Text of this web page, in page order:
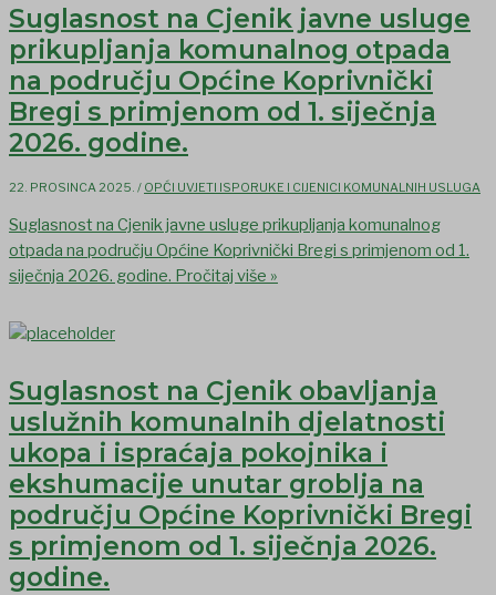
Suglasnost na Cjenik javne usluge
prikupljanja komunalnog otpada
na području Općine Koprivnički
Bregi s primjenom od 1. siječnja
2026. godine.
22. PROSINCA 2025. / OPĆI UVJETI ISPORUKE I CIJENICI KOMUNALNIH USLUGA
Suglasnost na Cjenik javne usluge prikupljanja komunalnog
otpada na području Općine Koprivnički Bregi s primjenom od 1.
siječnja 2026. godine. Pročitaj više »
Suglasnost na Cjenik obavljanja
uslužnih komunalnih djelatnosti
ukopa i ispraćaja pokojnika i
ekshumacije unutar groblja na
području Općine Koprivnički Bregi
s primjenom od 1. siječnja 2026.
godine.